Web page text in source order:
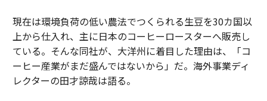
現在は環境負荷の低い農法でつくられる生豆を30カ国以
上から仕入れ、主に日本のコーヒーロースターへ販売し
ている。そんな同社が、大洋州に着目した理由は、「コ
ーヒー産業がまだ盛んではないから」だ。海外事業ディ
レクターの田才諒哉は語る。